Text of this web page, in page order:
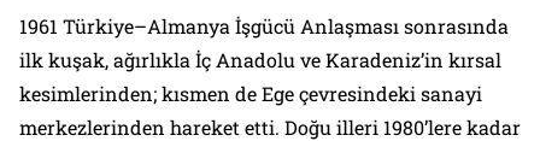
1961 Türkiye–Almanya İşgücü Anlaşması sonrasında
ilk kuşak, ağırlıkla İç Anadolu ve Karadeniz’in kırsal
kesimlerinden; kısmen de Ege çevresindeki sanayi
merkezlerinden hareket etti. Doğu illeri 1980’lere kadar